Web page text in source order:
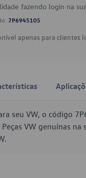
fazendo login na
7P6945105
apenas para clientes
seu VW, o código
VW genuínas na